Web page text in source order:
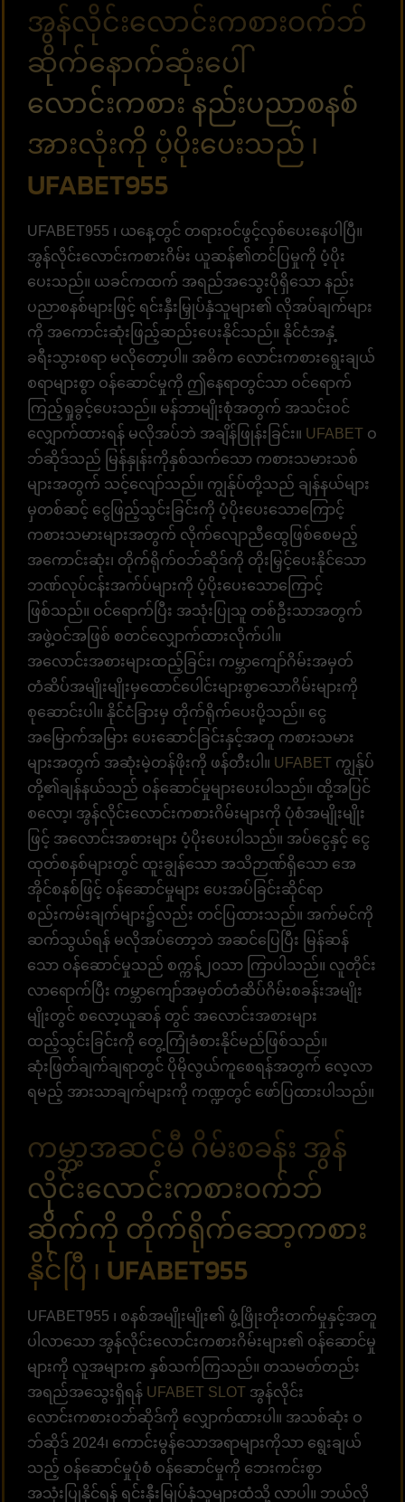
အွန်လိုင်းလောင်းကစားဝက်ဘ်
ဆိုက်နောက်ဆုံးပေါ်
လောင်းကစား နည်းပညာစနစ်
အားလုံးကို ပံ့ပိုးပေးသည် ၊
UFABET955
UFABET955 ၊ ယနေ့တွင် တရားဝင်ဖွင့်လှစ်ပေးနေပါပြီ။
အွန်လိုင်းလောင်းကစားဂိမ်း ယူဆန်၏တင်ပြမှုကို ပံ့ပိုး
ပေးသည်။ ယခင်ကထက် အရည်အသွေးပိုရှိသော နည်း
ပညာစနစ်များဖြင့် ရင်းနှီးမြှုပ်နှံသူများ၏ လိုအပ်ချက်များ
ကို အကောင်းဆုံးဖြည့်ဆည်းပေးနိုင်သည်။ နိုင်ငံအနှံ့
ခရီးသွားစရာ မလိုတော့ပါ။ အဓိက လောင်းကစားရွေးချယ်
စရာများစွာ ဝန်ဆောင်မှုကို ဤနေရာတွင်သာ ဝင်ရောက်
ကြည့်ရှုခွင့်ပေးသည်။ မန်ဘာမျိုးစုံအတွက် အသင်းဝင်
လျှောက်ထားရန် မလိုအပ်ဘဲ အချိန်ဖြုန်းခြင်း။ UFABET ဝ
ဘ်ဆိုဒ်သည် မြန်နှုန်းကိုနှစ်သက်သော ကစားသမားသစ်
များအတွက် သင့်လျော်သည်။ ကျွန်ုပ်တို့သည် ချန်နယ်များ
မှတစ်ဆင့် ငွေဖြည့်သွင်းခြင်းကို ပံ့ပိုးပေးသောကြောင့်
ကစားသမားများအတွက် လိုက်လျောညီထွေဖြစ်စေမည့်
အကောင်းဆုံး၊ တိုက်ရိုက်ဝဘ်ဆိုဒ်ကို တိုးမြှင့်ပေးနိုင်သော
ဘဏ်လုပ်ငန်းအက်ပ်များကို ပံ့ပိုးပေးသောကြောင့်
ဖြစ်သည်။ ဝင်ရောက်ပြီး အသုံးပြုသူ တစ်ဦးသာအတွက်
အဖွဲ့ဝင်အဖြစ် စတင်လျှောက်ထားလိုက်ပါ။
အလောင်းအစားများထည့်ခြင်း၊ ကမ္ဘာကျော်ဂိမ်းအမှတ်
တံဆိပ်အမျိုးမျိုးမှထောင်ပေါင်းများစွာသောဂိမ်းများကို
စုဆောင်းပါ။ နိုင်ငံခြားမှ တိုက်ရိုက်ပေးပို့သည်။ ငွေ
အမြောက်အမြား ပေးဆောင်ခြင်းနှင့်အတူ ကစားသမား
များအတွက် အဆုံးမဲ့တန်ဖိုးကို ဖန်တီးပါ။ UFABET ကျွန်ုပ်
တို့၏ချန်နယ်သည် ဝန်ဆောင်မှုများပေးပါသည်။ ထို့အပြင်
စလော့၊ အွန်လိုင်းလောင်းကစားဂိမ်းများကို ပုံစံအမျိုးမျိုး
ဖြင့် အလောင်းအစားများ ပံ့ပိုးပေးပါသည်။ အပ်ငွေနှင့် ငွေ
ထုတ်စနစ်များတွင် ထူးချွန်သော အသိဉာဏ်ရှိသော အေ
အိုင်စနစ်ဖြင့် ဝန်ဆောင်မှုများ ပေးအပ်ခြင်းဆိုင်ရာ
စည်းကမ်းချက်များ၌လည်း တင်ပြထားသည်။ အက်မင်ကို
ဆက်သွယ်ရန် မလိုအပ်တော့ဘဲ အဆင်ပြေပြီး မြန်ဆန်
သော ဝန်ဆောင်မှုသည် စက္ကန့်၂၀သာ ကြာပါသည်။ လူတိုင်း
လာရောက်ပြီး ကမ္ဘာကျော်အမှတ်တံဆိပ်ဂိမ်းစခန်းအမျိုး
မျိုးတွင် စလော့ယူဆန် တွင် အလောင်းအစားများ
ထည့်သွင်းခြင်းကို တွေ့ကြုံခံစားနိုင်မည်ဖြစ်သည်။
ဆုံးဖြတ်ချက်ချရာတွင် ပိုမိုလွယ်ကူစေရန်အတွက် လေ့လာ
ရမည့် အားသာချက်များကို ကဏ္ဍတွင် ဖော်ပြထားပါသည်။
ကမ္ဘာ့အဆင့်မီ ဂိမ်းစခန်း အွန်
လိုင်းလောင်းကစားဝက်ဘ်
ဆိုက်ကို တိုက်ရိုက်ဆော့ကစား
နိုင်ပြီ ၊ UFABET955
UFABET955 ၊ စနစ်အမျိုးမျိုး၏ ဖွံ့ဖြိုးတိုးတက်မှုနှင့်အတူ
ပါလာသော အွန်လိုင်းလောင်းကစားဂိမ်းများ၏ ဝန်ဆောင်မှု
များကို လူအများက နှစ်သက်ကြသည်။ တသမတ်တည်း
အရည်အသွေးရှိရန် UFABET SLOT အွန်လိုင်း
လောင်းကစားဝဘ်ဆိုဒ်ကို လျှောက်ထားပါ။ အသစ်ဆုံး ဝ
ဘ်ဆိုဒ် 2024၊ ကောင်းမွန်သောအရာများကိုသာ ရွေးချယ်
သည့် ဝန်ဆောင်မှုပုံစံ ဝန်ဆောင်မှုကို ဘေးကင်းစွာ
အသုံးပြုနိုင်ရန် ရင်းနှီးမြုပ်နှံသူများထံသို့ လာပါ။ ဘယ်လို